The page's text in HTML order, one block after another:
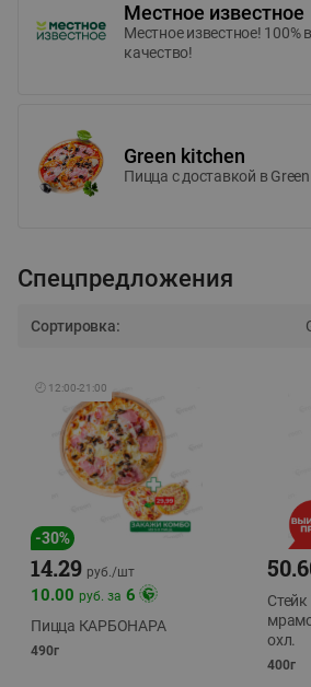
Местное известное
Местное известное! 100%
качество!
Green kitchen
Пицца c доставкой в Green
Спецпредложения
Сортировка:
🕘 12:00-21:00
-30%
14.29 руб./шт
10.00 руб. за 6
Пицца КАРБОНАРА
490г
охл.
400г